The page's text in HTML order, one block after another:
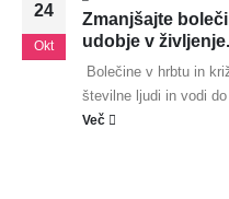
24
Okt
Zmanjšajte
udobje v življenje.
Bolečine v hrbtu in
številne ljudi in vodi
Več